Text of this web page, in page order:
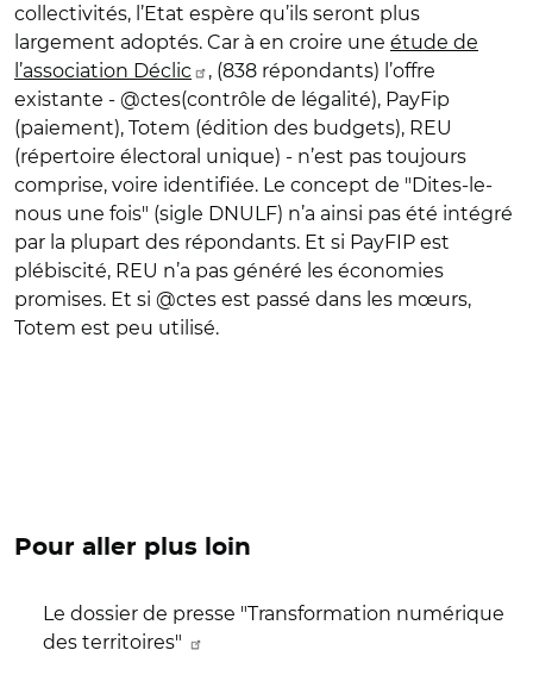
collectivités, l’Etat espère qu’ils seront plus
largement adoptés. Car à en croire une étude de
l’association Déclic
, (838 répondants) l’offre
existante - @ctes(contrôle de légalité), PayFip
(paiement), Totem (édition des budgets), REU
(répertoire électoral unique) - n’est pas toujours
comprise, voire identifiée. Le concept de "Dites-le-
nous une fois" (sigle DNULF) n’a ainsi pas été intégré
par la plupart des répondants. Et si PayFIP est
plébiscité, REU n’a pas généré les économies
promises. Et si @ctes est passé dans les mœurs,
Totem est peu utilisé.
Pour aller plus loin
Le dossier de presse "Transformation numérique
des territoires"